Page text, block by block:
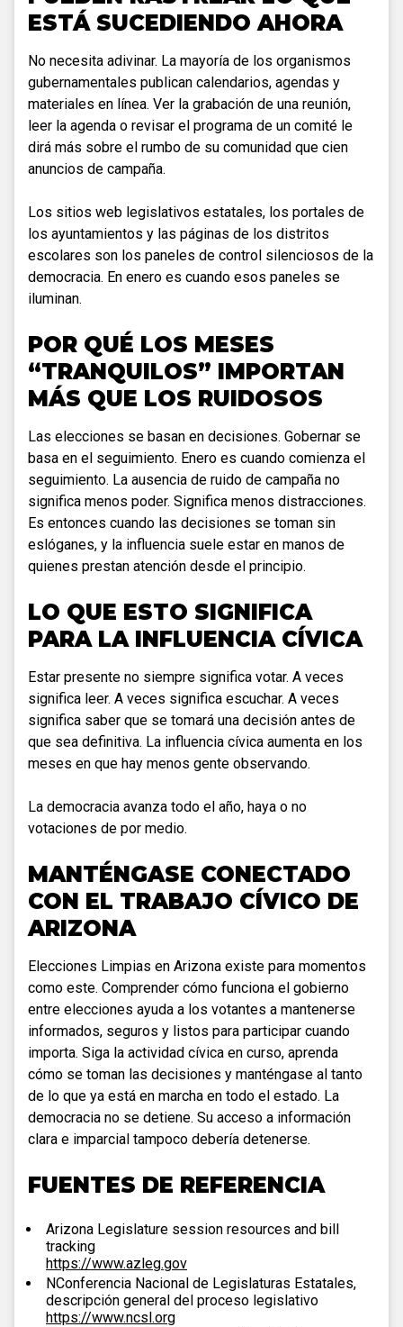
ESTÁ SUCEDIENDO AHORA
No necesita adivinar. La mayoría de los organismos
gubernamentales publican calendarios, agendas y
materiales en línea. Ver la grabación de una reunión,
leer la agenda o revisar el programa de un comité le
dirá más sobre el rumbo de su comunidad que cien
anuncios de campaña.
Los sitios web legislativos estatales, los portales de
los ayuntamientos y las páginas de los distritos
escolares son los paneles de control silenciosos de la
democracia. En enero es cuando esos paneles se
iluminan.
POR QUÉ LOS MESES
“TRANQUILOS” IMPORTAN
MÁS QUE LOS RUIDOSOS
Las elecciones se basan en decisiones. Gobernar se
basa en el seguimiento. Enero es cuando comienza el
seguimiento. La ausencia de ruido de campaña no
significa menos poder. Significa menos distracciones.
Es entonces cuando las decisiones se toman sin
eslóganes, y la influencia suele estar en manos de
quienes prestan atención desde el principio.
LO QUE ESTO SIGNIFICA
PARA LA INFLUENCIA CÍVICA
Estar presente no siempre significa votar. A veces
significa leer. A veces significa escuchar. A veces
significa saber que se tomará una decisión antes de
que sea definitiva. La influencia cívica aumenta en los
meses en que hay menos gente observando.
La democracia avanza todo el año, haya o no
votaciones de por medio.
MANTÉNGASE CONECTADO
CON EL TRABAJO CÍVICO DE
ARIZONA
Elecciones Limpias en Arizona existe para momentos
como este. Comprender cómo funciona el gobierno
entre elecciones ayuda a los votantes a mantenerse
informados, seguros y listos para participar cuando
importa. Siga la actividad cívica en curso, aprenda
cómo se toman las decisiones y manténgase al tanto
de lo que ya está en marcha en todo el estado. La
democracia no se detiene. Su acceso a información
clara e imparcial tampoco debería detenerse.
FUENTES DE REFERENCIA
Arizona Legislature session resources and bill
tracking
https://www.azleg.gov
NConferencia Nacional de Legislaturas Estatales,
descripción general del proceso legislativo
https://www.ncsl.org